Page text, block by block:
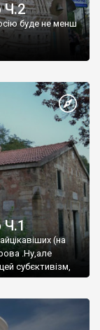
Ч.2
буде не менш
Ч.1
(на
.Ну,але
субєктивізм,